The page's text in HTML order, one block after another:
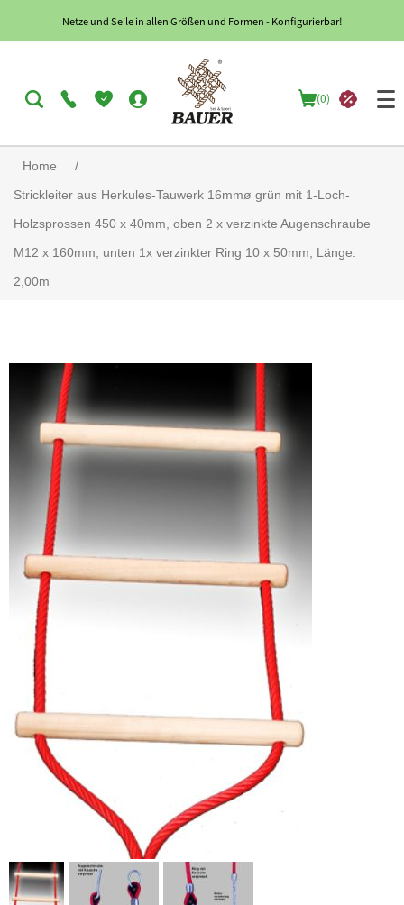
Netze und Seile in allen Größen und Formen - Konfigurierbar!
(0)
Home
/
Strickleiter aus Herkules-Tauwerk 16mmø grün mit 1-Loch-
Holzsprossen 450 x 40mm, oben 2 x verzinkte Augenschraube
M12 x 160mm, unten 1x verzinkter Ring 10 x 50mm, Länge:
2,00m